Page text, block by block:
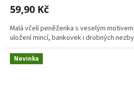
59,90 Kč
Malá včelí peněženka s veselým
uložení mincí, bankovek i drobných
Novinka